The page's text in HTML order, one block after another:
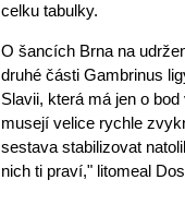
celku tabulky.
O šancích Brna na
druhé části Gambrinus
Slavii, která má jen o
musejí velice rychle
sestava stabilizovat
nich ti praví," litomeal